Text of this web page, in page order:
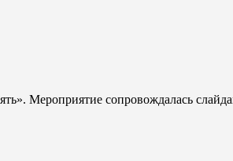
Мероприятие сопровождалась